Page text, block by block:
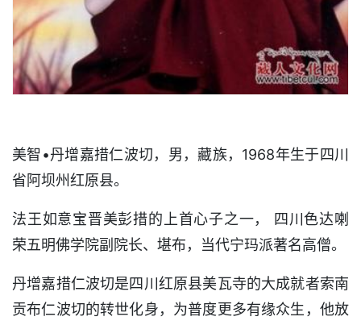
美智•丹增嘉措仁波切，男，藏族，1968年生于四川
省阿坝州红原县。
法王如意宝晋美彭措的上首心子之一， 四川色达喇
荣五明佛学院副院长、堪布，当代宁玛派著名高僧。
丹增嘉措仁波切是四川红原县美瓦寺的大成就者索南
贡布仁波切的转世化身，为普度更多有缘众生，他放